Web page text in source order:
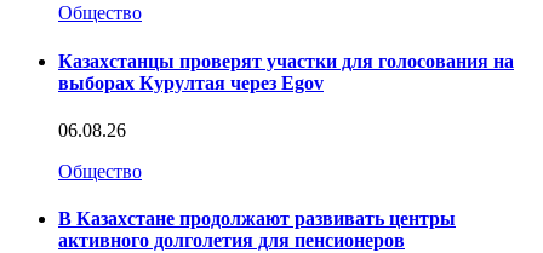
Общество
Казахстанцы проверят участки для голосования на
выборах Курултая через Egov
06.08.26
Общество
В Казахстане продолжают развивать центры
активного долголетия для пенсионеров